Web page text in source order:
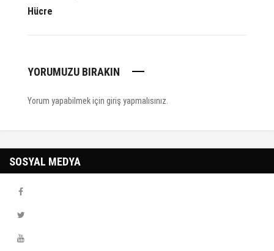
Hücre
YORUMUZU BIRAKIN
Yorum yapabilmek için giriş yapmalısınız
SOSYAL MEDYA